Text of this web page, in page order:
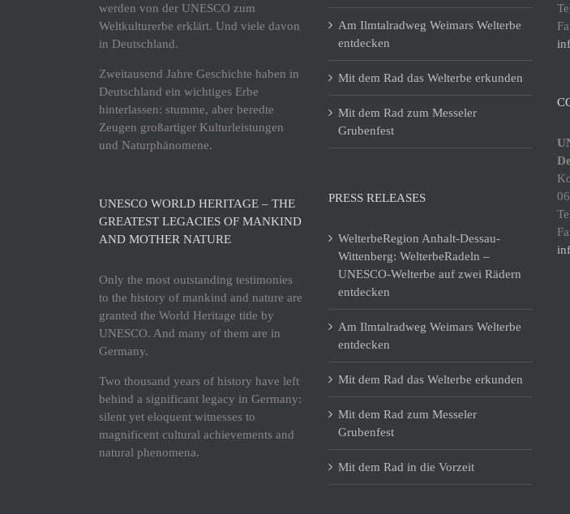
werden von der UNESCO zum
Weltkulturerbe erklärt. Und viele davon
in Deutschland.
Zweitausend Jahre Geschichte haben in
Deutschland ein wichtiges Erbe
hinterlassen: stumme, aber beredte
Zeugen großartiger Kulturleistungen
und Naturphänomene.
UNESCO WORLD HERITAGE – THE
GREATEST LEGACIES OF MANKIND
AND MOTHER NATURE
Only the most outstanding testimonies
to the history of mankind and nature are
granted the World Heritage title by
UNESCO. And many of them are in
Germany.
Two thousand years of history have left
behind a significant legacy in Germany:
silent yet eloquent witnesses to
magnificent cultural achievements and
natural phenomena.
Am Ilmtalradweg Weimars Welterbe
entdecken
Mit dem Rad das Welterbe erkunden
Mit dem Rad zum Messeler
Grubenfest
PRESS RELEASES
WelterbeRegion Anhalt-Dessau-
Wittenberg: WelterbeRadeln –
UNESCO-Welterbe auf zwei Rädern
entdecken
Am Ilmtalradweg Weimars Welterbe
entdecken
Mit dem Rad das Welterbe erkunden
Mit dem Rad zum Messeler
Grubenfest
Mit dem Rad in die Vorzeit